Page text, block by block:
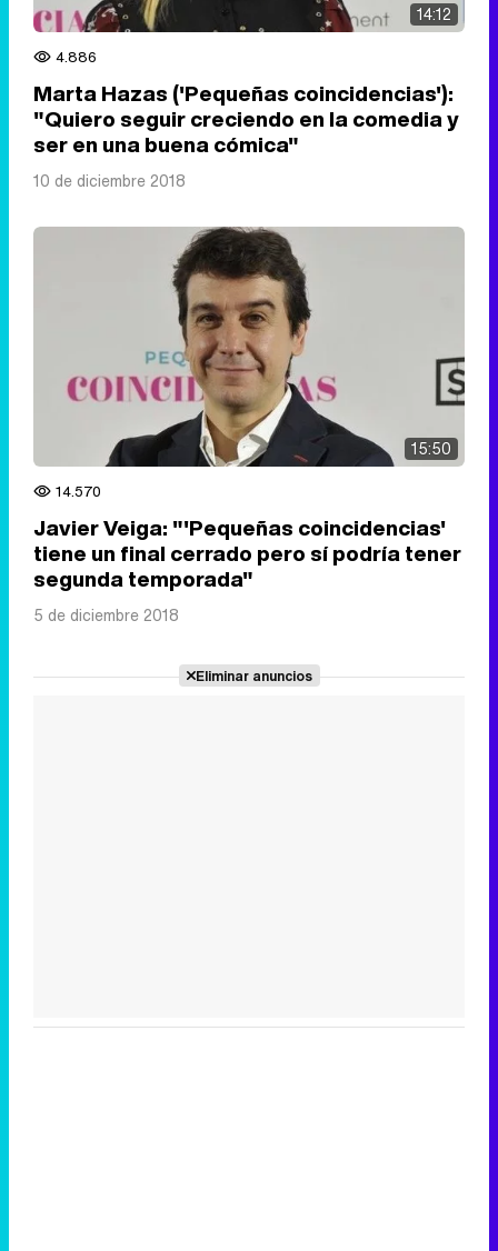
14:12
4.886
Marta Hazas ('Pequeñas coincidencias'):
"Quiero seguir creciendo en la comedia y
ser en una buena cómica"
10 de diciembre 2018
15:50
14.570
Javier Veiga: "'Pequeñas coincidencias'
tiene un final cerrado pero sí podría tener
segunda temporada"
5 de diciembre 2018
Eliminar anuncios